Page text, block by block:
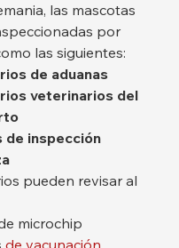
las mascotas
por
las siguientes:
de aduanas
veterinarios del
de inspección
pueden revisar al
microchip